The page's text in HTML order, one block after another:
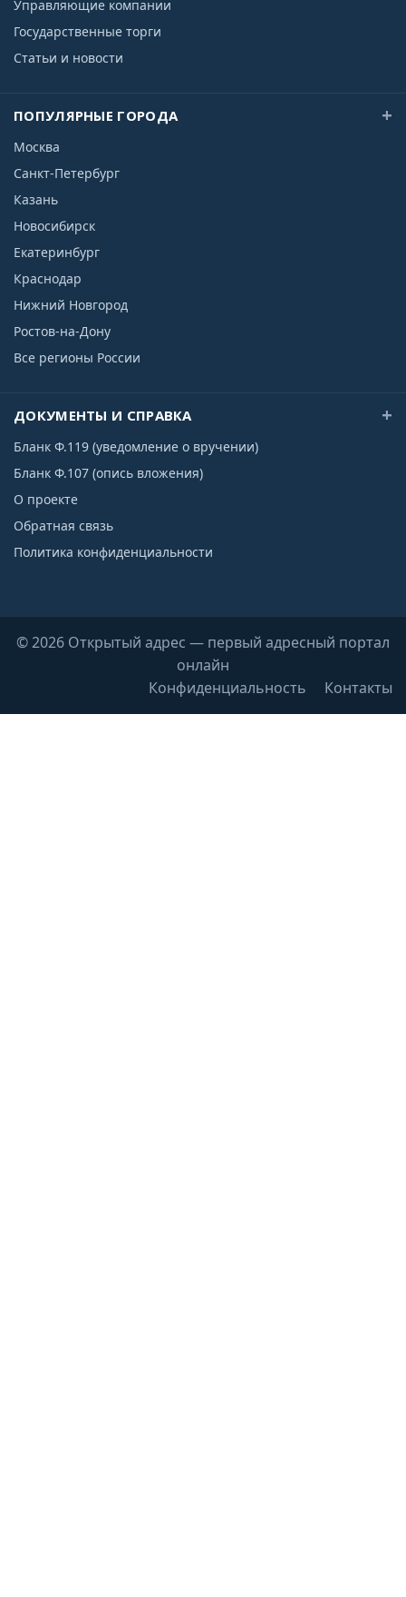
Управляющие компании
Государственные торги
Статьи и новости
ПОПУЛЯРНЫЕ ГОРОДА
Москва
Санкт-Петербург
Казань
Новосибирск
Екатеринбург
Краснодар
Нижний Новгород
Ростов-на-Дону
Все регионы России
ДОКУМЕНТЫ И СПРАВКА
Бланк Ф.119 (уведомление о вручении)
Бланк Ф.107 (опись вложения)
О проекте
Обратная связь
Политика конфиденциальности
© 2026 Открытый адрес — первый адресный портал
онлайн
Конфиденциальность
Контакты